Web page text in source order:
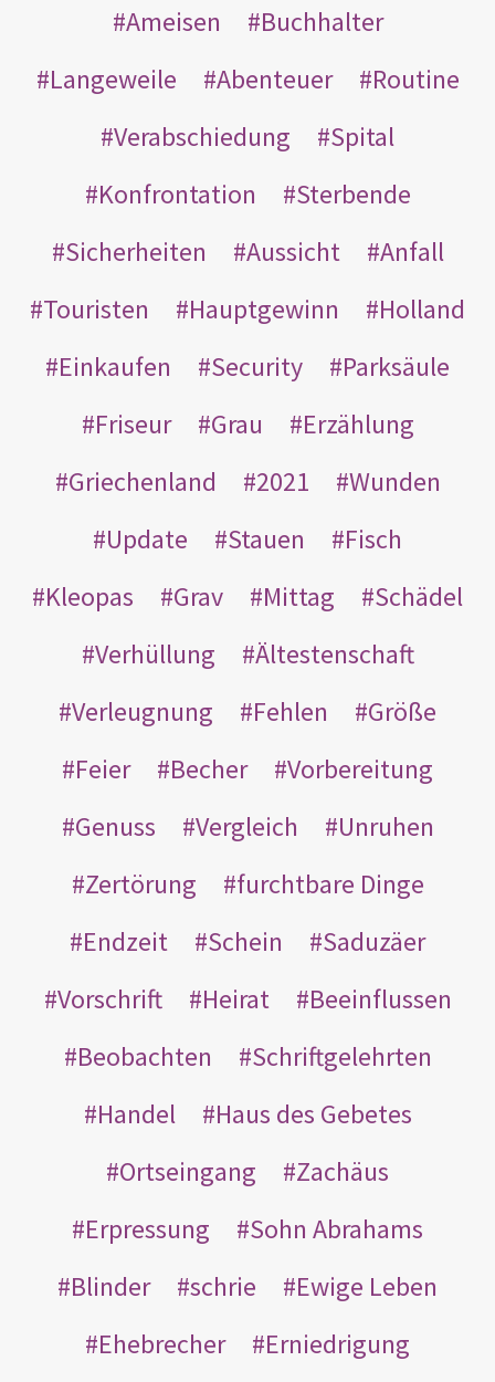
Ameisen
Buchhalter
Langeweile
Abenteuer
Routine
Verabschiedung
Spital
Konfrontation
Sterbende
Sicherheiten
Aussicht
Anfall
Touristen
Hauptgewinn
Holland
Einkaufen
Security
Parksäule
Friseur
Grau
Erzählung
Griechenland
2021
Wunden
Update
Stauen
Fisch
Kleopas
Grav Mittag
Schädel
Verhüllung
Ältestenschaft
Verleugnung
Fehlen
Größe
Feier
Becher
Vorbereitung
Genuss
Vergleich
Unruhen
Zertörung
furchtbare Dinge
Endzeit
Schein
Saduzäer
Vorschrift
Heirat
Beeinflussen
Beobachten
Schriftgelehrten
Handel
Haus des Gebetes
Ortseingang
Zachäus
Erpressung
Sohn Abrahams
Blinder
schrie
Ewige Leben
Ehebrecher
Erniedrigung